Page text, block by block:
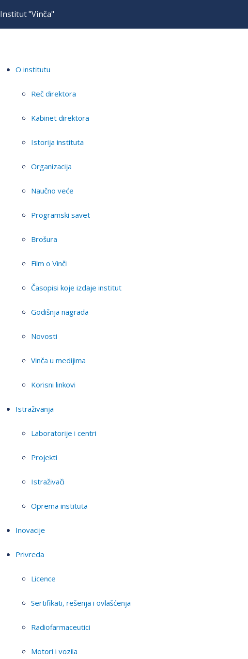
Institut "Vinča"
O institutu
Reč direktora
Kabinet direktora
Istorija instituta
Organizacija
Naučno veće
Programski savet
Brošura
Film o Vinči
Časopisi koje izdaje institut
Godišnja nagrada
Novosti
Vinča u medijima
Korisni linkovi
Istraživanja
Laboratorije i centri
Projekti
Istraživači
Oprema instituta
Inovacije
Privreda
Licence
Sertifikati, rešenja i ovlašćenja
Radiofarmaceutici
Motori i vozila